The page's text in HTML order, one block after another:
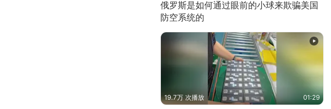
俄罗斯是如何通过眼前的小球来欺骗美国
防空系统的
19.7万 次播放 01:29